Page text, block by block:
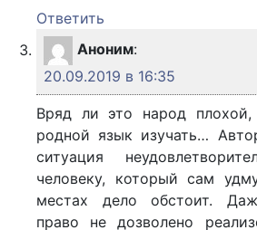
Ответить
Аноним:
20.09.2019 в 16:35
Вряд ли это народ
родной язык изучать…
ситуация
человеку, который сам
местах дело обстоит.
право не дозволено